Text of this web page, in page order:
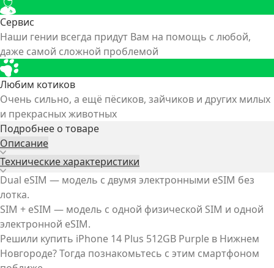
Сервис
Наши гении всегда придут Вам на помощь с любой,
даже самой сложной проблемой
Любим котиков
Очень сильно, а ещё пёсиков, зайчиков и других милых
и прекрасных животных
Подробнее о товаре
Описание
Технические характеристики
Dual eSIM — модель с двумя электронными eSIM без
лотка.
SIM + eSIM — модель с одной физической SIM и одной
электронной eSIM.
Решили купить iPhone 14 Plus 512GB Purple в Нижнем
Новгороде? Тогда познакомьтесь с этим смартфоном